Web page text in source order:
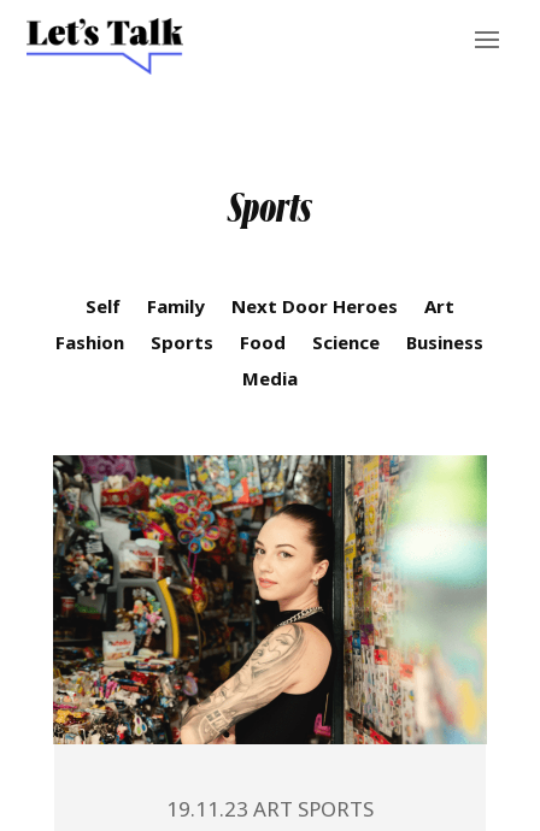
Sports
Self Family Next Door Heroes
Art
Fashion
Sports Food Science
Business
Media
19.11.23 ART SPORTS